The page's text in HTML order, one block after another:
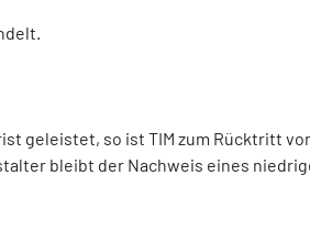
geleistet, so ist TIM zum Rücktritt
bleibt der Nachweis eines